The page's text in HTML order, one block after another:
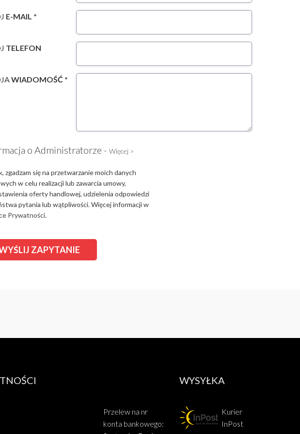
E-MAIL *
TELEFON
WIADOMOŚĆ *
o Administratorze - Więcej >
zgadzam się na przetwarzanie moich danych
w celu realizacji lub zawarcia umowy,
oferty handlowej, udzielenia odpowiedzi
pytania lub wątpliwości. Więcej informacji w
Prywatności.
Przelew na nr
konta bankowego:
WYSYŁKA
Kurier
InPost